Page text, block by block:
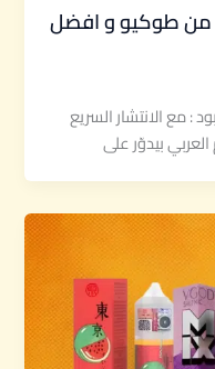
من طوكيو و افضل
: مع الانتشار السريع
بيدوّر على